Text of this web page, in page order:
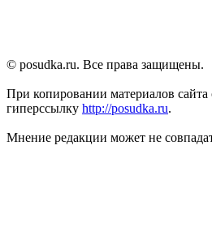
© posudka.ru. Все права защищены.
При копировании материалов сайта
гиперссылку http://posudka.ru.
Мнение редакции может не